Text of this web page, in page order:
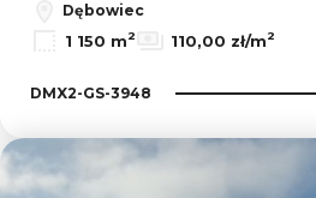
Dębowiec
1 150 m2 110,00 zł/m2
DMX2-GS-3948